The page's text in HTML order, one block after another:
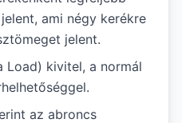
ami négy kerékre
jelent.
Load) kivitel, a normál
az abroncs